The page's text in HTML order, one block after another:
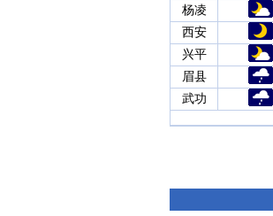
杨凌
西安
兴平
眉县
武功